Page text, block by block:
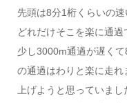
先頭は8分1桁くらいの
どれだけそこを楽に通過
少し3000m通過が遅く
の通過はわりと楽に走
上げようと思っていま